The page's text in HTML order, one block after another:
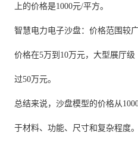
上的价格是1000元/平方。
智慧电力电子沙盘：价格范围较
价格在5万到10万元，大型展厅
过50万元。
总结来说，沙盘模型的价格从
于材料、功能、尺寸和复杂程度